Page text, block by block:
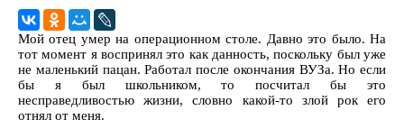
Мой отец умер на операционном столе. Давно это было. На
тот момент я воспринял это как данность, поскольку был уже
не маленький пацан. Работал после окончания ВУЗа. Но если
бы я был школьником, то посчитал бы это
несправедливостью жизни, словно какой-то злой рок его
отнял от меня.